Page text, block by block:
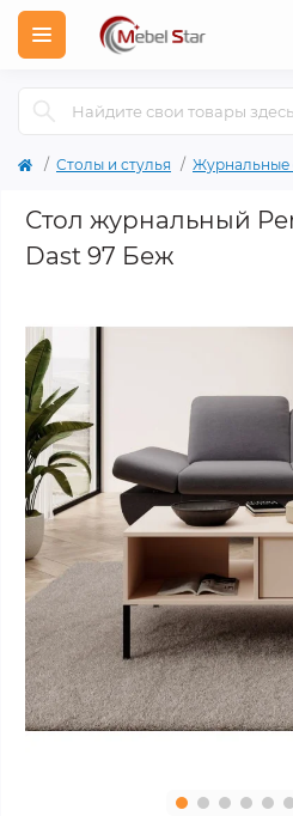
Столы и стулья Журнальные
Стол журнальный
Dast 97 Беж